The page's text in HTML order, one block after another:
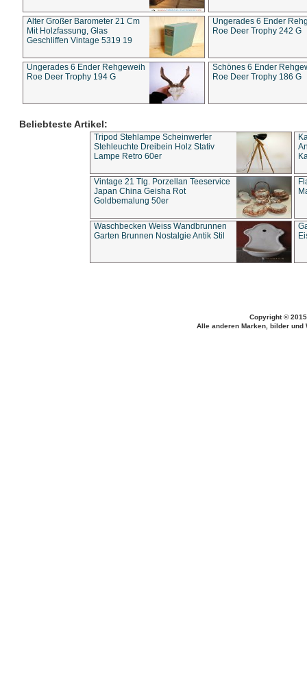
Alter Großer Barometer 21 Cm
Mit Holzfassung, Glas
Geschliffen Vintage 5319 19
Ungerades 6 Ender
Roe Deer Trophy 242 G
Ungerades 6 Ender Rehgeweih
Roe Deer Trophy 194 G
Schönes 6 Ender
Roe Deer Trophy 186 G
Beliebteste Artikel:
Tripod Stehlampe Scheinwerfer
Stehleuchte Dreibein Holz Stativ
Lampe Retro 60er
Vintage 21 Tlg. Porzellan Teeservice
Japan China Geisha Rot
Goldbemalung 50er
Waschbecken Weiss Wandbrunnen
Garten Brunnen Nostalgie Antik Stil
Copyright ©
Alle anderen Marken, bilder und